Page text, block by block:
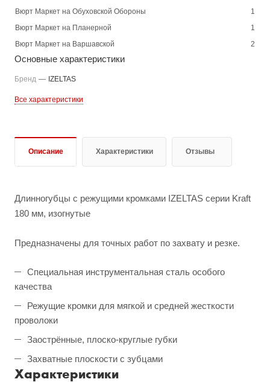
Вюрт Маркет на Обуховской Обороны
1
Вюрт Маркет на Планерной
1
Вюрт Маркет на Варшавской
2
Основные характеристики
Бренд — IZELTAS
Все характеристики
Описание Характеристики Отзывы
Длинногубцы с режущими кромками IZELTAS серии Kraft
180 мм, изогнутые
Предназначены для точных работ по захвату и резке.
Специальная инструментальная сталь особого
качества
Режущие кромки для мягкой и средней жесткости
проволоки
Заострённые, плоско-круглые губки
Захватные плоскости с зубцами
Характеристики